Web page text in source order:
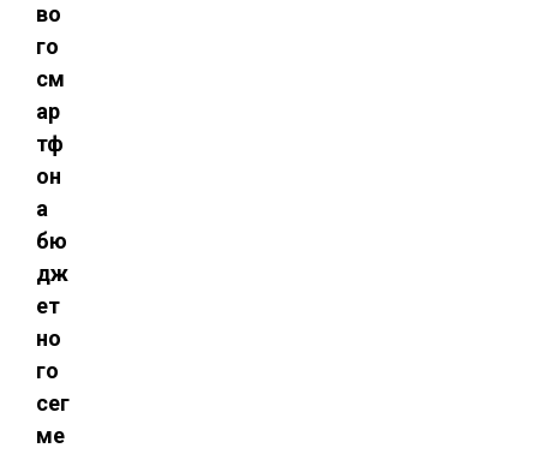
во
го
см
ар
тф
он
а
бю
дж
ет
но
го
сег
ме